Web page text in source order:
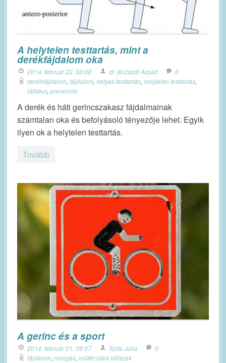
A helytelen testtartás, mint a
derékfájdalom oka
2014. február 22. 08:08 dr. Bozsódi Árpád
0
derékfájdalom, fájdalom, helyes testtartás, helytelen testtartás,
időskor, prevenció
A derék és háti gerincszakasz fájdalmainak
számtalan oka és befolyásoló tényezője lehet. Egyik
ilyen ok a helytelen testtartás.
Tovább
A gerinc és a sport
2014. február 21. 09:07 Szita Júlia
0
fájdalom, mozgás, műtét utáni időszak